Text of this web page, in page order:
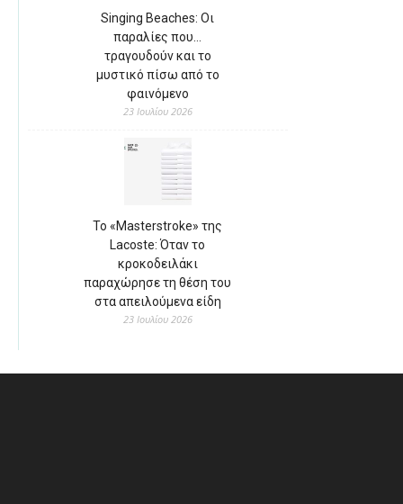
Singing Beaches: Οι
παραλίες που…
τραγουδούν και το
μυστικό πίσω από το
φαινόμενο
23 Ιουλίου 2026
Το «Masterstroke» της
Lacoste: Όταν το
κροκοδειλάκι
παραχώρησε τη θέση του
στα απειλούμενα είδη
23 Ιουλίου 2026